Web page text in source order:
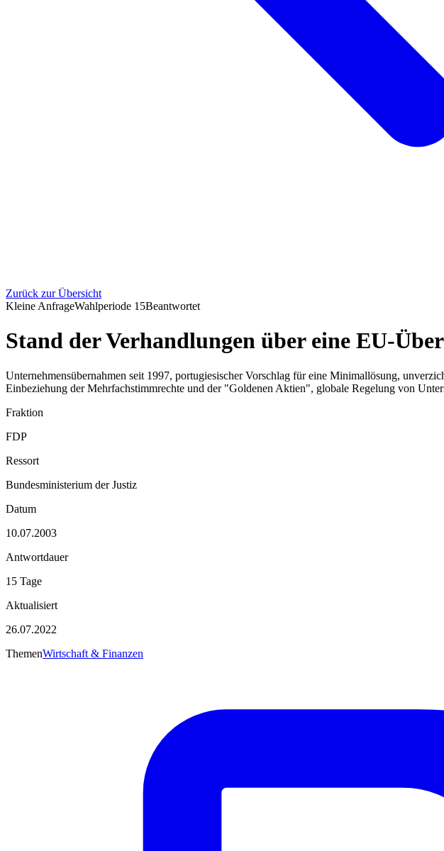
Zurück zur Übersicht
Kleine AnfrageWahlperiode 15Beantwortet
Stand der Verhandlungen über eine EU-
Unternehmensübernahmen seit 1997, portugiesischer Vorschlag für eine Minimallösung,
Einbeziehung der Mehrfachstimmrechte und der "Goldenen Aktien", globale Regelung von
Fraktion
FDP
Ressort
Bundesministerium der Justiz
Datum
10.07.2003
Antwortdauer
15 Tage
Aktualisiert
26.07.2022
ThemenWirtschaft & Finanzen